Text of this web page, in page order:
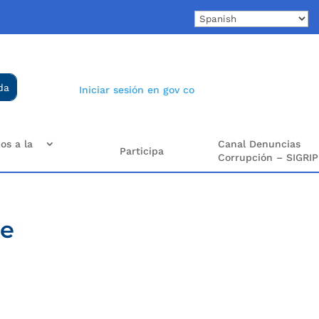
Iniciar sesión en gov co
a la
Participa
Canal Denuncias
Corrupción – SIGRIP